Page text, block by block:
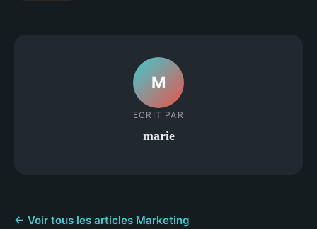
M
ECRIT PAR
marie
← Voir tous les articles Marketing